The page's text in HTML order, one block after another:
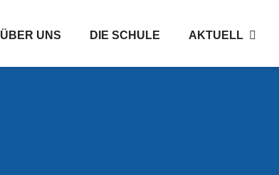
ÜBER UNS DIE SCHULE AKTUELL